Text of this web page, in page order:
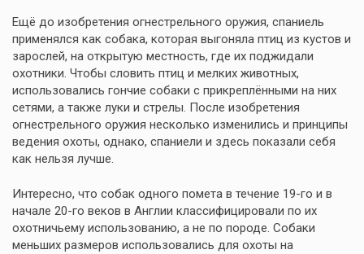
Ещё до изобретения огнестрельного оружия, спаниель
применялся как собака, которая выгоняла птиц из кустов и
зарослей, на открытую местность, где их поджидали
охотники. Чтобы словить птиц и мелких животных,
использовались гончие собаки с прикреплёнными на них
сетями, а также луки и стрелы. После изобретения
огнестрельного оружия несколько изменились и принципы
ведения охоты, однако, спаниели и здесь показали себя
как нельзя лучше.
Интересно, что собак одного помета в течение 19-го и в
начале 20-го веков в Англии классифицировали по их
охотничьему использованию, а не по породе. Собаки
меньших размеров использовались для охоты на